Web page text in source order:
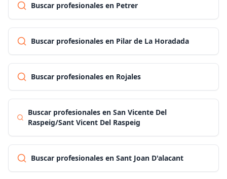
Buscar profesionales en Petrer
Buscar profesionales en Pilar de La Horadada
Buscar profesionales en Rojales
Buscar profesionales en San Vicente Del
Raspeig/Sant Vicent Del Raspeig
Buscar profesionales en Sant Joan D'alacant